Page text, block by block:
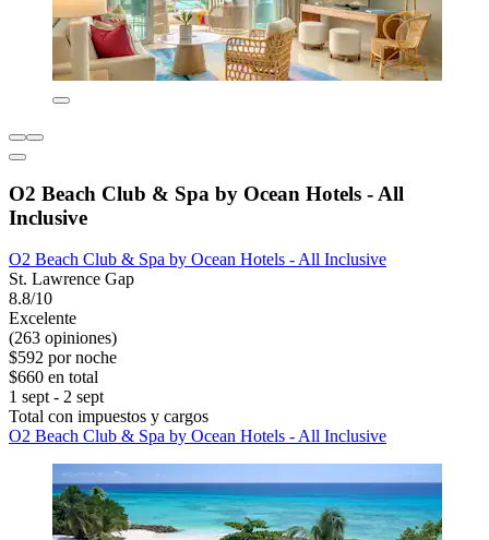
O2 Beach Club & Spa by Ocean Hotels - All
Inclusive
O2 Beach Club & Spa by Ocean Hotels - All Inclusive
St. Lawrence Gap
8.8/10
Excelente
(263 opiniones)
$592 por noche
$660 en total
1 sept - 2 sept
Total con impuestos y cargos
O2 Beach Club & Spa by Ocean Hotels - All Inclusive